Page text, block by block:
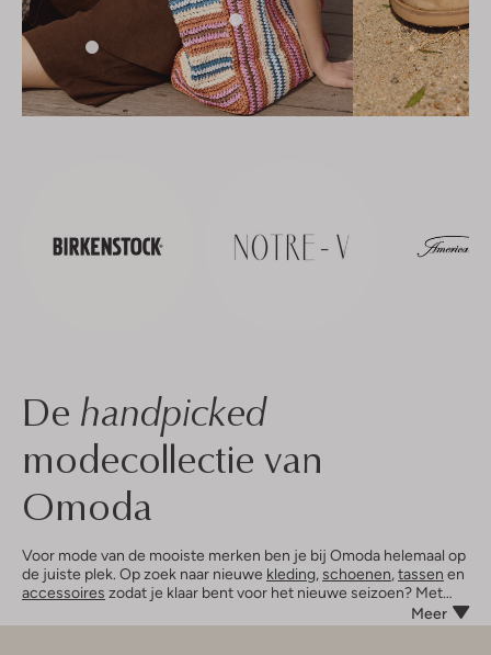
De handpicked
modecollectie van
Omoda
Voor mode van de mooiste merken ben je bij Omoda helemaal op
de juiste plek. Op zoek naar nieuwe kleding,schoenen,tassen en
accessoires zodat je klaar bent voor het nieuwe seizoen? Met
meer dan 450 mooie merken ben je bij Omoda verzekerd van een
ruime collectiedamesschoenen,
Meer